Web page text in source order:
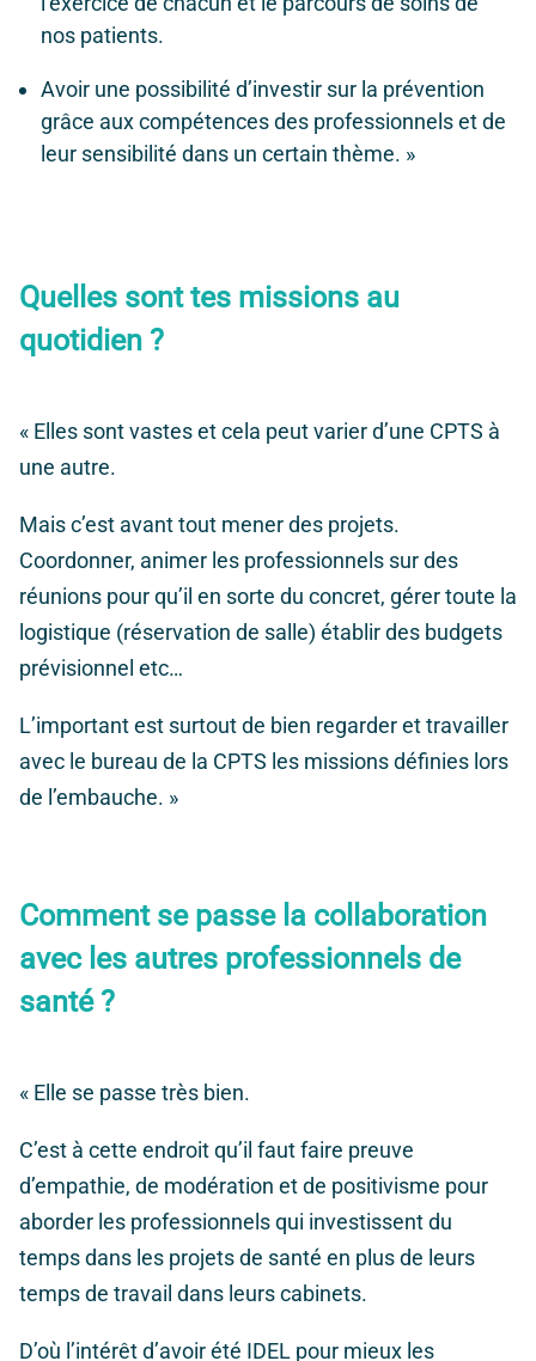
nos patients.
Avoir une possibilité d’investir sur la prévention
grâce aux compétences des professionnels et de
leur sensibilité dans un certain thème. »
Quelles sont tes missions au
quotidien ?
« Elles sont vastes et cela peut varier d’une CPTS à
une autre.
Mais c’est avant tout mener des projets.
Coordonner, animer les professionnels sur des
réunions pour qu’il en sorte du concret, gérer toute la
logistique (réservation de salle) établir des budgets
prévisionnel etc…
L’important est surtout de bien regarder et travailler
avec le bureau de la CPTS les missions définies lors
de l’embauche. »
Comment se passe la collaboration
avec les autres professionnels de
santé ?
« Elle se passe très bien.
C’est à cette endroit qu’il faut faire preuve
d’empathie, de modération et de positivisme pour
aborder les professionnels qui investissent du
temps dans les projets de santé en plus de leurs
temps de travail dans leurs cabinets.
D’où l’intérêt d’avoir été IDEL pour mieux les